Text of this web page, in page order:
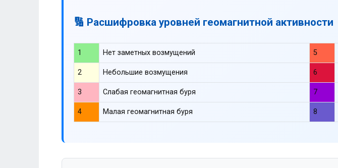
🔢 Расшифровка уровней геомагнитной активности
1 Нет заметных возмущений 5
2 Небольшие возмущения 6
3 Слабая геомагнитная буря 7
4 Малая геомагнитная буря 8